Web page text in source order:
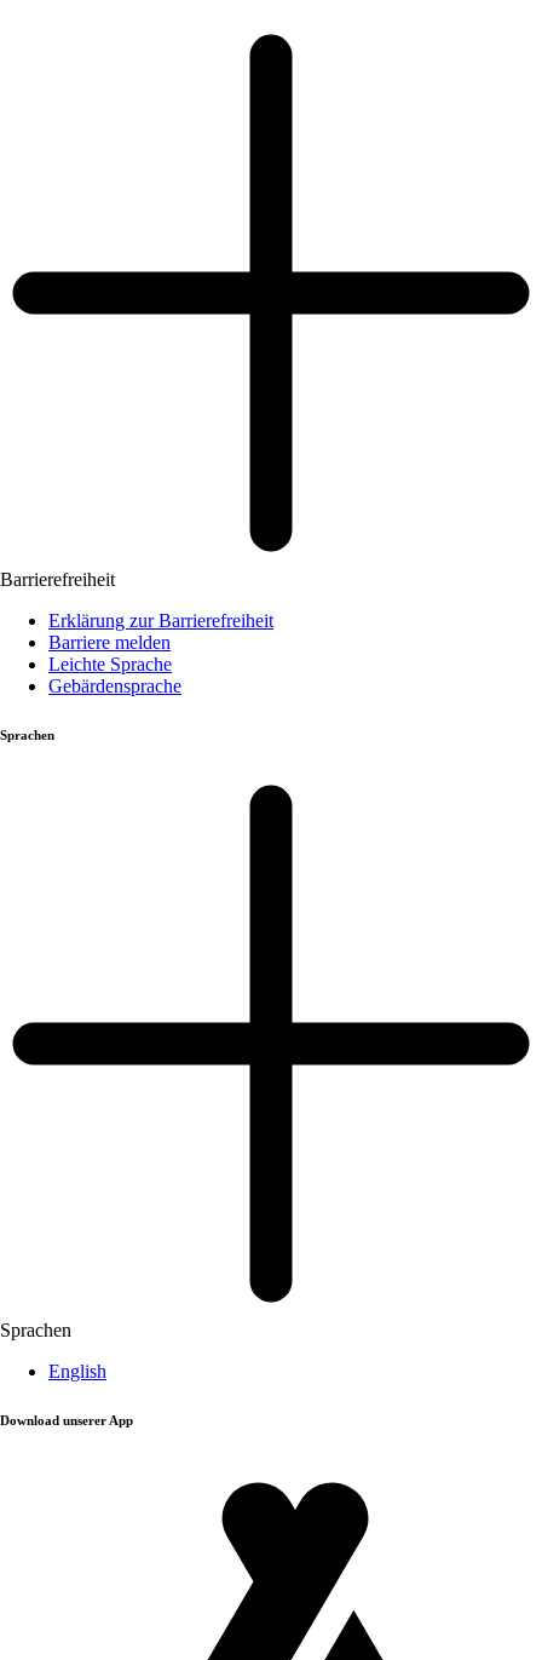
Barrierefreiheit
Erklärung zur Barrierefreiheit
Barriere melden
Leichte Sprache
Gebärdensprache
Sprachen
Sprachen
English
Download unserer App